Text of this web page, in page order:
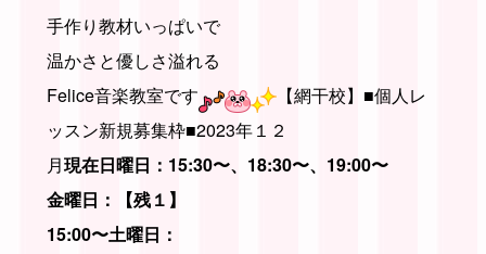
手作り教材いっぱいで
温かさと優しさ溢れる
Felice音楽教室です
【網干校】■個人レ
ッスン新規募集枠■2023年１２
月現在日曜日： 15:30〜、18:30〜、19:00〜
金曜日：
【残１】
15:00〜土曜日：